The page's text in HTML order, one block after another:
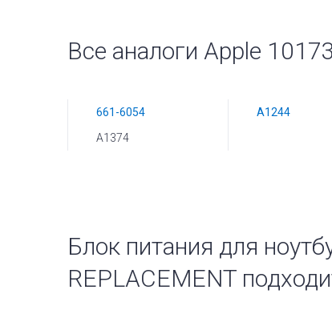
Все аналоги Apple 10173
661-6054 A1244
A1374
Блок питания для
REPLACEMENT